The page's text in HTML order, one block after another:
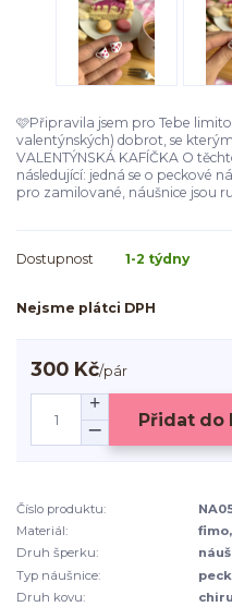
🩷Připravila jsem pro Tebe
valentýnských) dobrot, se
VALENTÝNSKÁ KAFÍČKA O
následující: jedná se o peckové
pro zamilované, náušnice jsou
Dostupnost 1-2 týdny
Nejsme plátci DPH
300 Kč/pár
Přidat do
Číslo produktu:
Materiál:
Druh šperku:
Typ náušnice:
Druh kovu: